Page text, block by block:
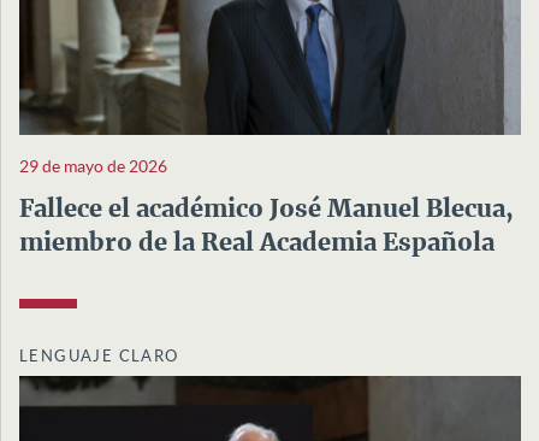
29 de mayo de 2026
Fallece el académico José Manuel Blecua,
miembro de la Real Academia Española
LENGUAJE CLARO